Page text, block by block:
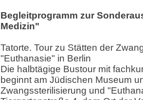
Begleitprogramm zur
Medizin"
Tatorte. Tour zu Stätten der
"Euthanasie" in Berlin
Die halbtägige Bustour mit
beginnt am Jüdischen Museum
Zwangssterilisierung und